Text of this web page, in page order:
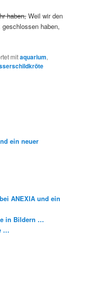
haben, Weil wir den
haben,
mitaquarium,
ein neuer
ANEXIA und ein
in Bildern …
…